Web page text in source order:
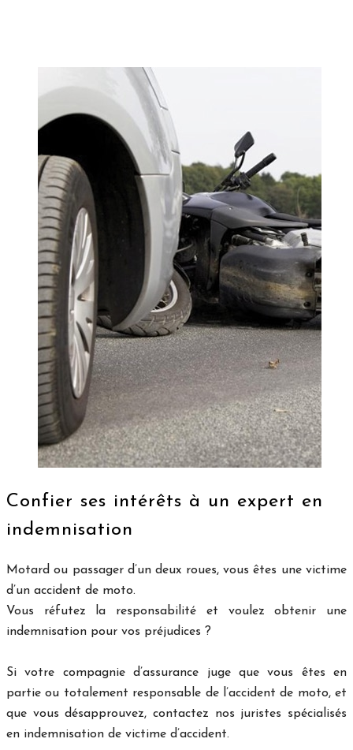
Confier ses intérêts à un expert en
indemnisation
Motard ou passager d’un deux roues, vous êtes une victime
d’un accident de moto.
Vous réfutez la responsabilité et voulez obtenir une
indemnisation pour vos préjudices ?
Si votre compagnie d’assurance juge que vous êtes en
partie ou totalement responsable de l’accident de moto, et
que vous désapprouvez, contactez nos juristes spécialisés
en indemnisation de victime d’accident.